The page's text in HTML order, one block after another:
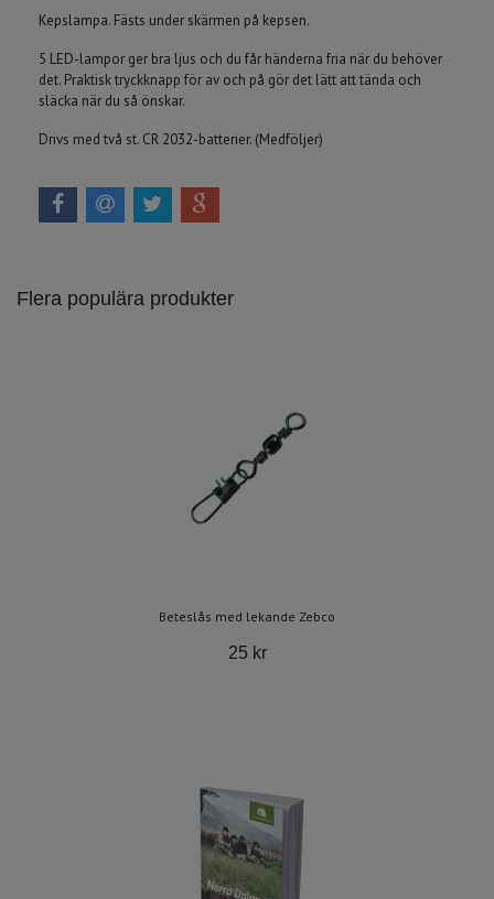
Kepslampa. Fästs under skärmen på kepsen.
5 LED-lampor ger bra ljus och du får händerna fria när du behöver
det. Praktisk tryckknapp för av och på gör det lätt att tända och
släcka när du så önskar.
Drivs med två st. CR 2032-batterier. (Medföljer)
Flera populära produkter
Beteslås med lekande Zebco
25 kr